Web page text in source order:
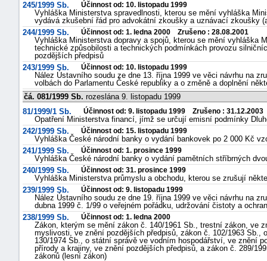
245/1999 Sb.
Účinnost od: 10. listopadu 1999
Vyhláška Ministerstva spravedlnosti, kterou se mění vyhláška
vydává zkušební řád pro advokátní zkoušky a uznávací zkoušky
244/1999 Sb.
Účinnost od: 1. ledna 2000 Zrušeno : 28.08.2001
Vyhláška Ministerstva dopravy a spojů, kterou se mění vyhláška
technické způsobilosti a technických podmínkách provozu
pozdějších předpisů
243/1999 Sb.
Účinnost od: 10. listopadu 1999
Nález Ústavního soudu ze dne 13. října 1999 ve věci návrhu na
volbách do Parlamentu České republiky a o změně a doplnění
čá. 081/1999 Sb. rozeslána 9. listopadu 1999
81/1999/1 Sb.
Účinnost od: 9. listopadu 1999 Zrušeno : 31.12.2003
Opatření Ministerstva financí, jímž se určují emisní podmínky
242/1999 Sb.
Účinnost od: 15. listopadu 1999
Vyhláška České národní banky o vydání bankovek po 2 000 Kč
241/1999 Sb.
Účinnost od: 1. prosince 1999
Vyhláška České národní banky o vydání pamětních stříbrných
240/1999 Sb.
Účinnost od: 31. prosince 1999
Vyhláška Ministerstva průmyslu a obchodu, kterou se zrušují
239/1999 Sb.
Účinnost od: 9. listopadu 1999
Nález Ústavního soudu ze dne 19. října 1999 ve věci návrhu na
dubna 1999 č. 1/99 o veřejném pořádku, udržování čistoty a
238/1999 Sb.
Účinnost od: 1. ledna 2000
Zákon, kterým se mění zákon č. 140/1961 Sb., trestní zákon, ve
myslivosti, ve znění pozdějších předpisů, zákon č. 102/1963
130/1974 Sb., o státní správě ve vodním hospodářství, ve znění
přírody a krajiny, ve znění pozdějších předpisů, a zákon č. 289/
zákonů (lesní zákon)